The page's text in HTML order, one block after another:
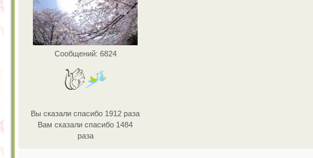
Сообщений: 6824
Вы сказали спасибо 1912 раза
Вам сказали спасибо 1484
раза